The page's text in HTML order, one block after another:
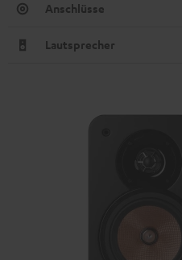
Anschlüsse
Lautsprecher